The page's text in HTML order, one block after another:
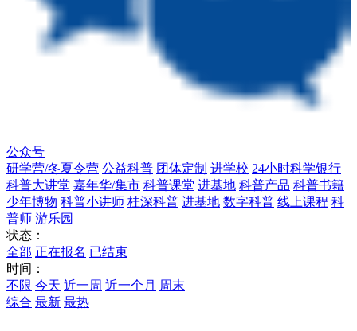
公众号
研学营/冬夏令营 公益科普 团体定制 进学校 24小时科学银行
科普大讲堂 嘉年华/集市 科普课堂 进基地 科普产品 科普书籍
少年博物 科普小讲师 桂深科普 进基地 数字科普 线上课程 科
普师 游乐园
状态：
全部 正在报名 已结束
时间：
不限 今天 近一周 近一个月 周末
综合 最新 最热